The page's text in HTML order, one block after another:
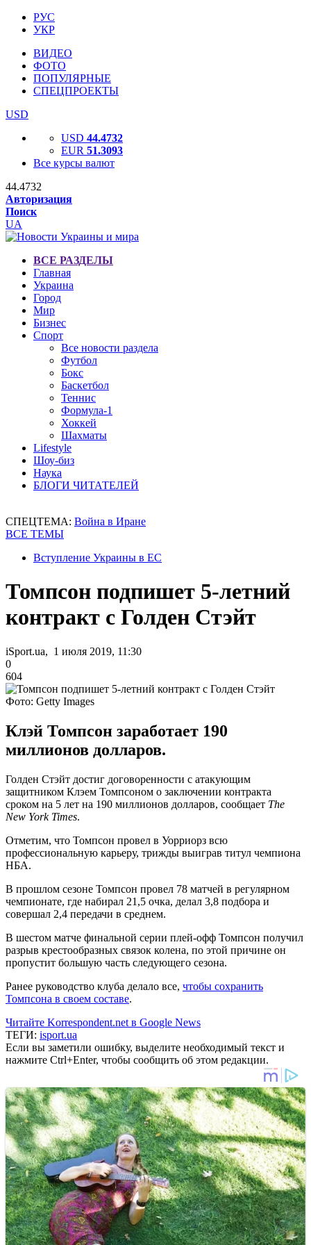
РУС
УКР
ВИДЕО
ФОТО
ПОПУЛЯРНЫЕ
СПЕЦПРОЕКТЫ
USD
USD 44.4732
EUR 51.3093
Все курсы валют
44.4732
Авторизация
Поиск
UA
ВСЕ РАЗДЕЛЫ
Главная
Украина
Город
Мир
Бизнес
Спорт
Все новости раздела
Футбол
Бокс
Баскетбол
Теннис
Формула-1
Хоккей
Шахматы
Lifestyle
Шоу-биз
Наука
БЛОГИ ЧИТАТЕЛЕЙ
СПЕЦТЕМА: Война в Иране
ВСЕ ТЕМЫ
Вступление Украины в ЕС
Томпсон подпишет 5-летний
контракт с Голден Стэйт
iSport.ua, 1 июля 2019, 11:30
0
604
Фото: Getty Images
Клэй Томпсон заработает 190
миллионов долларов.
Голден Стэйт достиг договоренности с атакующим
защитником Клэем Томпсоном о заключении контракта
сроком на 5 лет на 190 миллионов долларов, сообщает The
New York Times.
Отметим, что Томпсон провел в Уорриорз всю
профессиональную карьеру, трижды выиграв титул чемпиона
НБА.
В прошлом сезоне Томпсон провел 78 матчей в регулярном
чемпионате, где набирал 21,5 очка, делал 3,8 подбора и
совершал 2,4 передачи в среднем.
В шестом матче финальной серии плей-офф Томпсон получил
разрыв крестообразных связок колена, по этой причине он
пропустит большую часть следующего сезона.
Ранее руководство клуба делало все, чтобы сохранить
Томпсона в своем составе.
Читайте Korrespondent.net в Google News
ТЕГИ: isport.ua
Если вы заметили ошибку, выделите необходимый текст и
нажмите Ctrl+Enter, чтобы сообщить об этом редакции.